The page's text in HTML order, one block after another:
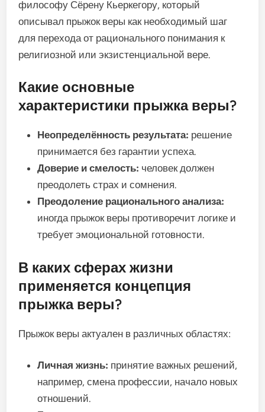
философу Сёрену Кьеркегору, который
описывал прыжок веры как необходимый шаг
для перехода от рационального понимания к
религиозной или экзистенциальной вере.
Какие основные
характеристики прыжка веры?
Неопределённость результата: решение
принимается без гарантии успеха.
Доверие и смелость: человек должен
преодолеть страх и сомнения.
Преодоление рационального анализа:
иногда прыжок веры противоречит логике и
требует эмоциональной готовности.
В каких сферах жизни
применяется концепция
прыжка веры?
Прыжок веры актуален в различных областях:
Личная жизнь: принятие важных решений,
например, смена профессии, начало новых
отношений.